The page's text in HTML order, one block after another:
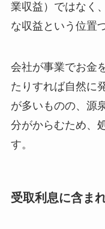
業収益）ではなく
な収益という位置
会社が事業でお金
たりすれば自然に
が多いものの、源
分がからむため、
す。
受取利息に含ま